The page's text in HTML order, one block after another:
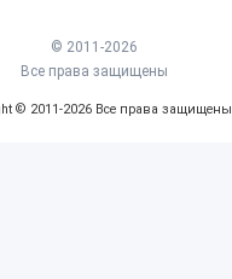
© 2011-2026
Все права защищены
© 2011-2026 Все права защищены